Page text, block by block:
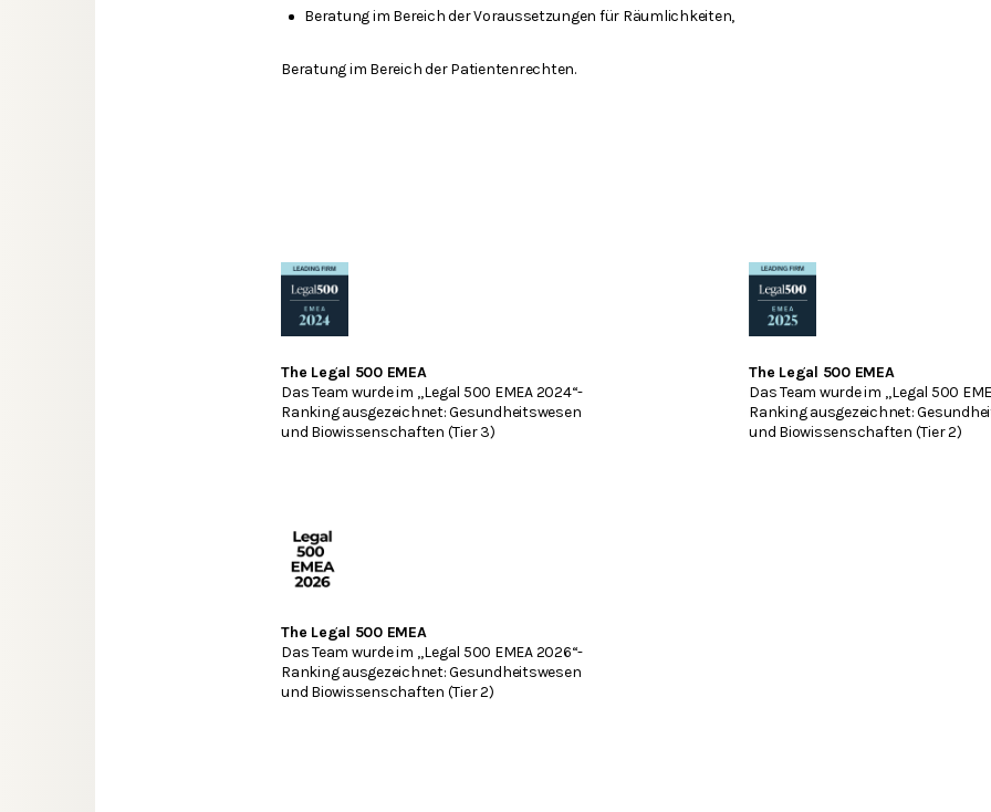
Beratung im Bereich der Voraussetzungen für Räumlichkeiten,
Beratung im Bereich der Patientenrechten.
The Legal 500 EMEA
Das Team wurde im „Legal 500 EMEA 2024“-
Ranking ausgezeichnet: Gesundheitswesen
und Biowissenschaften (Tier 3)
The Legal 500 EMEA
Das Team wurde im „Legal 500
Ranking ausgezeichnet:
und Biowissenschaften (Tier 2)
The Legal 500 EMEA
Das Team wurde im „Legal 500 EMEA 2026“-
Ranking ausgezeichnet: Gesundheitswesen
und Biowissenschaften (Tier 2)